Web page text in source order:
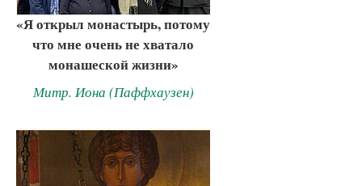
«Я открыл монастырь, потому
что мне очень не хватало
монашеской жизни»
Митр. Иона (Паффхаузен)